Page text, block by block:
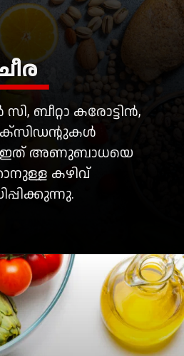
സി, ബീറ്റാ കരോട്ടിൻ,
ഇത് അണുബാധയെ
കഴിവ്
വർദ്ധിപ്പിക്കുന്നു.